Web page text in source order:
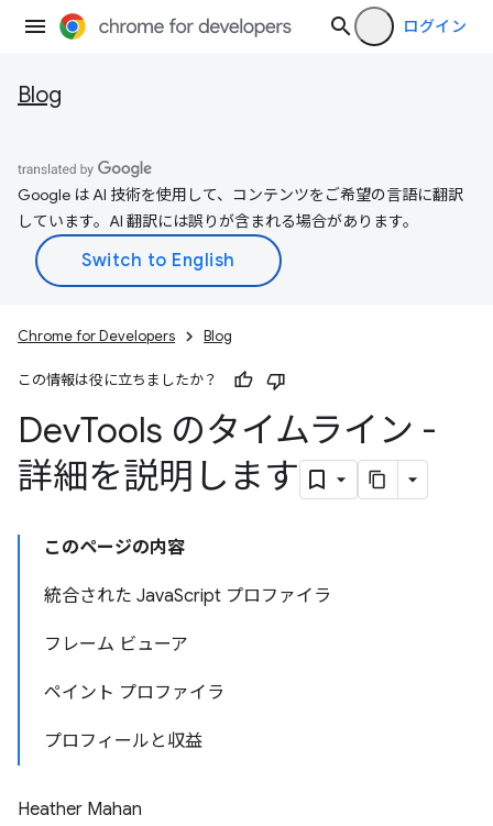
ログイン
Blog
Google は AI 技術を使用して、コンテンツをご希望の言語に翻訳
しています。AI 翻訳には誤りが含まれる場合があります。
Chrome for Developers Blog
この情報は役に立ちましたか？
DevTools のタイムライン -
詳細を説明します
このページの内容
統合された JavaScript プロファイラ
フレーム ビューア
ペイント プロファイラ
プロフィールと収益
Heather Mahan